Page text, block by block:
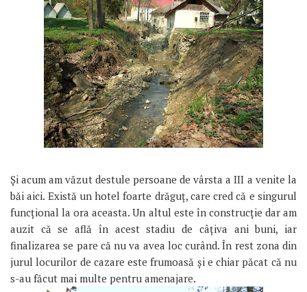
Și acum am văzut destule persoane de vârsta a III a venite la
băi aici. Există un hotel foarte drăguț, care cred că e singurul
funcțional la ora aceasta. Un altul este în construcție dar am
auzit că se află în acest stadiu de câțiva ani buni, iar
finalizarea se pare că nu va avea loc curând. În rest zona din
jurul locurilor de cazare este frumoasă și e chiar păcat că nu
s-au făcut mai multe pentru amenajare.